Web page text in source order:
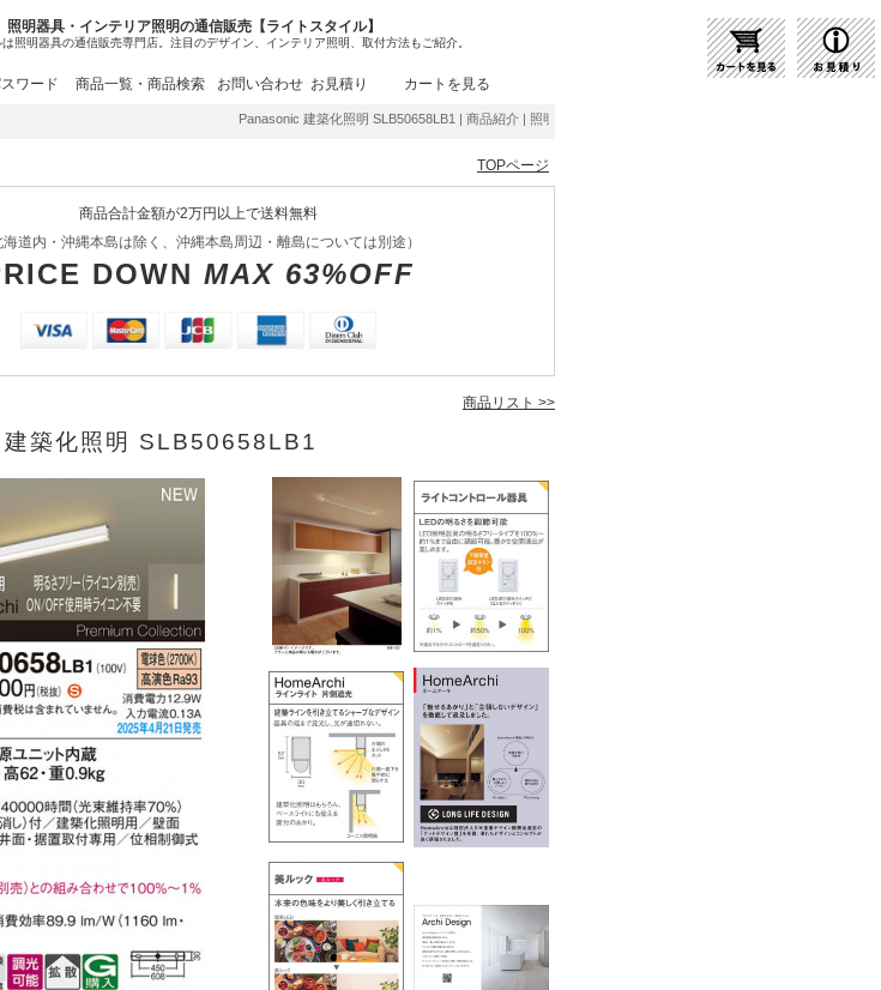
照明器具・インテリア照明の通信販売【ライトスタイル】
照明器具の通信販売専門店。注目のデザイン、インテリア照明、取付方法もご紹介。
スワード 商品一覧・商品検索 お問い合わせ お見積り カートを見る
Panasonic 建築化照明 SLB50658LB1 | 商品紹介 | 照明器具の通販・インテリア照明の通信販売【ライトスタイル
TOPページ
商品合計金額が2万円以上で送料無料
海道内・沖縄本島は除く、沖縄本島周辺・離島については別途）
DOWN MAX 63%OFF
商品リスト >>
築化照明 SLB50658LB1